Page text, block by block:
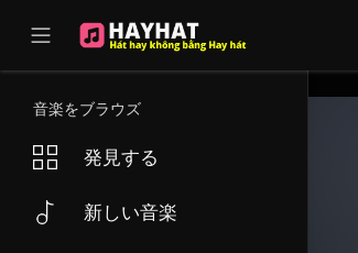
音楽をブラウズ
発見する
新しい音楽